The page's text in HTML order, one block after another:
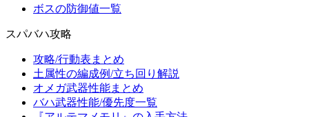
ボスの防御値一覧
スパバハ攻略
攻略/行動表まとめ
土属性の編成例/立ち回り解説
オメガ武器性能まとめ
バハ武器性能/優先度一覧